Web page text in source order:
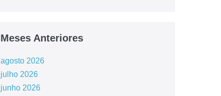
Meses Anteriores
agosto 2026
julho 2026
junho 2026